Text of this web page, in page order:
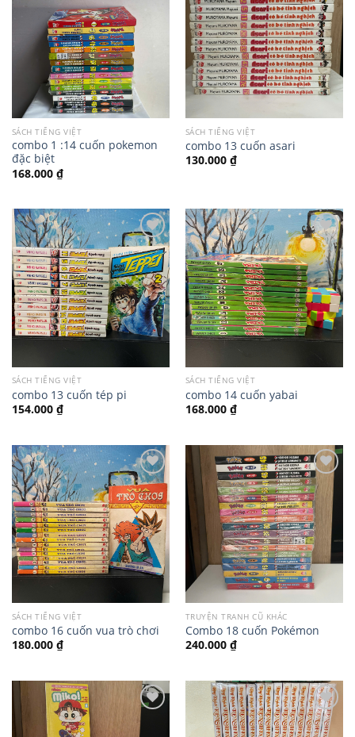
SÁCH TIẾNG VIỆT
combo 1 :14 cuốn pokemon
đặc biệt
168.000 ₫
SÁCH TIẾNG VIỆT
combo 13 cuốn asari
130.000 ₫
SÁCH TIẾNG VIỆT
combo 13 cuốn tép pi
154.000 ₫
SÁCH TIẾNG VIỆT
combo 14 cuốn yabai
168.000 ₫
SÁCH TIẾNG VIỆT
combo 16 cuốn vua trò chơi
180.000 ₫
TRUYỆN TRANH CŨ KHÁC
Combo 18 cuốn Pokémon
240.000 ₫